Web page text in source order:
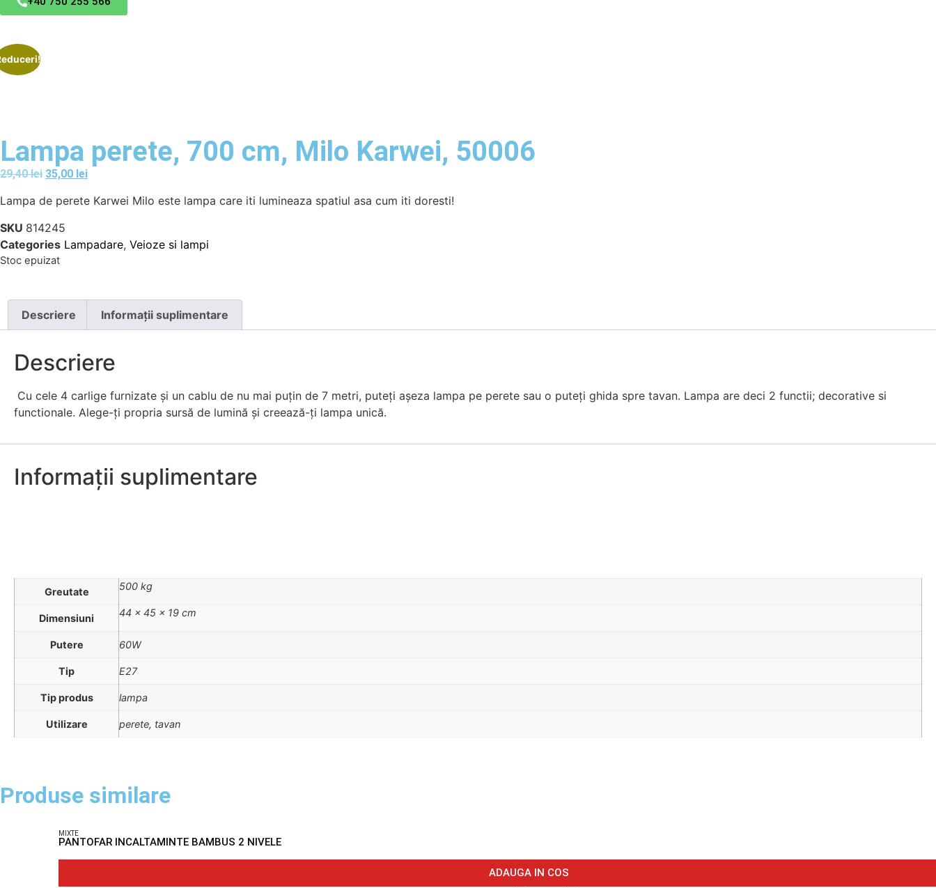
Lampa perete, 700 cm, Milo Karwei, 50006
29,40lei 35,00 lei
Lampa de perete Karwei Milo este lampa care iti lumineaza spatiul asa cum iti doresti!
SKU 814245
Categories Lampadare, Veioze si lampi
Stoc epuizat
Descriere Informații suplimentare
Descriere
Cu cele 4 carlige furnizate și un cablu de nu mai puțin de 7 metri, puteți așeza lampa pe perete sau o puteți ghida spre tavan. Lampa are deci 2 functii; decorative si
functionale. Alege-ți propria sursă de lumină și creează-ți lampa unică.
Informații suplimentare
Greutate 500 kg
Dimensiuni 44 × 45 × 19 cm
Putere 60W
Tip E27
Tip produs lampa
Utilizare perete, tavan
Produse similare
MIXTE
PANTOFAR INCALTAMINTE BAMBUS 2 NIVELE
ADAUGA IN COS